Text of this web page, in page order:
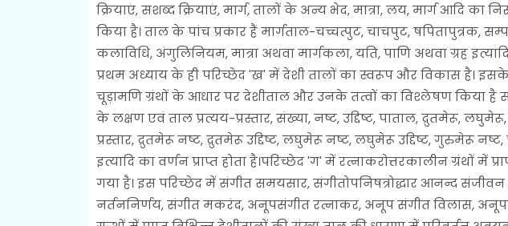
क्रियाएं, सशब्द क्रियाएं, मार्ग, तालों के अन्य भेद, मात्रा, लय, मार्ग आदि का
किया है। ताल के पांच प्रकार हैं मार्गताल-चच्चत्पुट, चाचपुट, षपितापुत्रक,
कलाविधि, अंगुलिनियम, मात्रा अथवा मार्गकला, यति, पाणि अथवा ग्रह
प्रथम अध्याय के ही परिच्छेद 'ख' में देशी तालों का स्वरूप और विकास है।
चूड़ामणि ग्रंथों के आधार पर देशीताल और उनके तत्वों का विश्लेषण किया है
के लक्षण एवं ताल प्रत्यय-प्रस्तार, संख्या, नष्ट, उद्दिष्ट, पाताल, द्रुतमेरू,
प्रस्तार, द्रुतमेरू नष्ट, द्रुतमेरू उद्दिष्ट, लघुमेरू नष्ट, लघुमेरू उद्दिष्ट, गुरुमेरू
इत्यादि का वर्णन प्राप्त होता है।परिच्छेद 'ग' में रत्नाकरोत्तरकालीन ग्रंथों में
गया है। इस परिच्छेद में संगीत समयसार, संगीतोपनिषत्रोद्धार आनन्द
नर्तननिर्णय, संगीत मकरंद, अनूपसंगीत रत्नाकर, अनूप संगीत विलास,